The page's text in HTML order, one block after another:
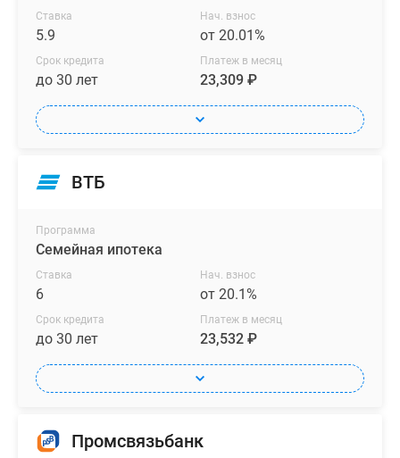
Ставка
5.9
Нач. взнос
от 20.01%
Срок кредита
до 30 лет
Платеж в месяц
23,309 ₽
ВТБ
Программа
Семейная ипотека
Ставка
6
Нач. взнос
от 20.1%
Срок кредита
до 30 лет
Платеж в месяц
23,532 ₽
Промсвязьбанк